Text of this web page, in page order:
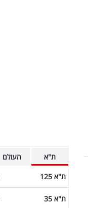
ת"א העולם
ת"א 125
ת"א 35